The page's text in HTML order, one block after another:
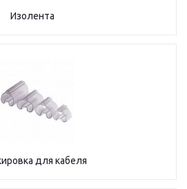
Изолента
для кабеля